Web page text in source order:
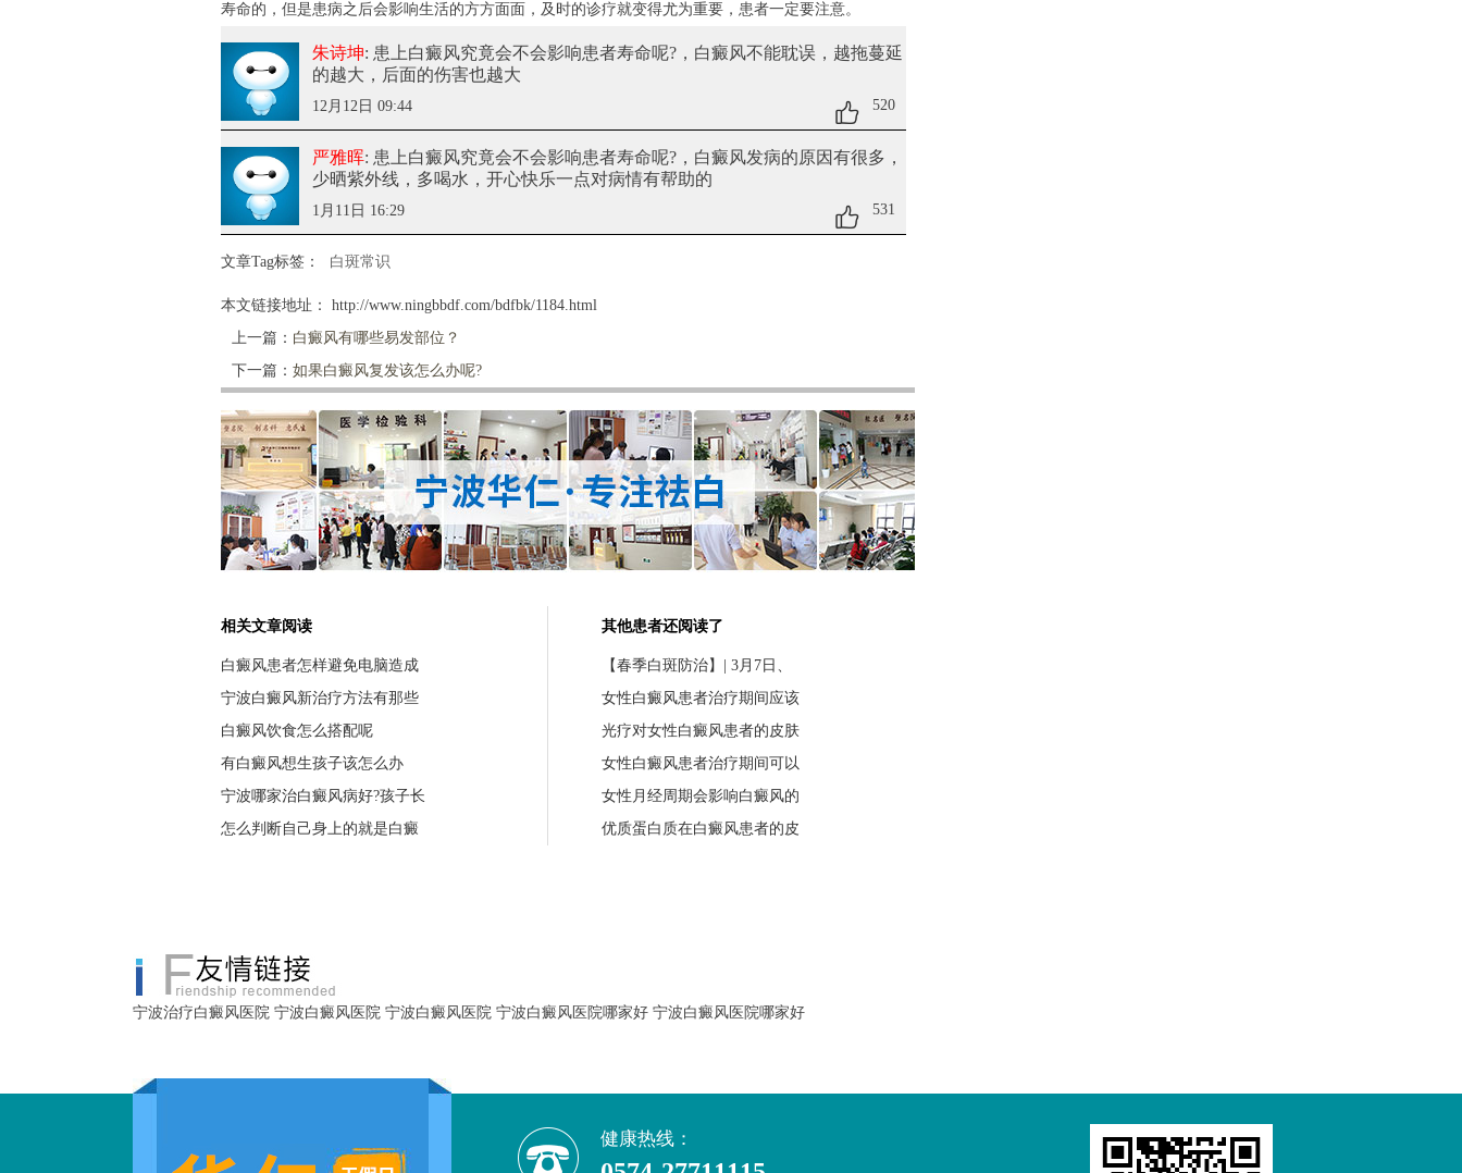
寿命的，但是患病之后会影响生活的方方面面，及时的诊疗就变得尤为重要，患者一定要注意。
朱诗坤: 患上白癜风究竟会不会影响患者寿命呢?，白癜风不能耽误，越拖蔓延
的越大，后面的伤害也越大
12月12日 09:44 520
严雅晖: 患上白癜风究竟会不会影响患者寿命呢?，白癜风发病的原因有很多，
少晒紫外线，多喝水，开心快乐一点对病情有帮助的
1月11日 16:29 531
文章Tag标签： 白斑常识
本文链接地址：
http://www.ningbbdf.com/bdfbk/1184.html
上一篇： 白癜风有哪些易发部位？
下一篇： 如果白癜风复发该怎么办呢?
相关文章阅读
白癜风患者怎样避免电脑造成
宁波白癜风新治疗方法有那些
白癜风饮食怎么搭配呢
有白癜风想生孩子该怎么办
宁波哪家治白癜风病好?孩子长
怎么判断自己身上的就是白癜
其他患者还阅读了
【春季白斑防治】| 3月7日、
女性白癜风患者治疗期间应该
光疗对女性白癜风患者的皮肤
女性白癜风患者治疗期间可以
女性月经周期会影响白癜风的
优质蛋白质在白癜风患者的皮
宁波治疗白癜风医院 宁波白癜风医院 宁波白癜风医院 宁波白癜风医院哪家好 宁波白癜风医院哪家好
健康热线：